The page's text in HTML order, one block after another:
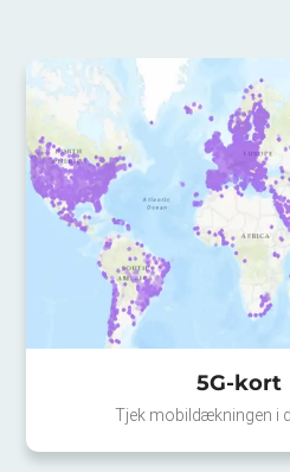
5G-kort
Tjek mobildækningen i